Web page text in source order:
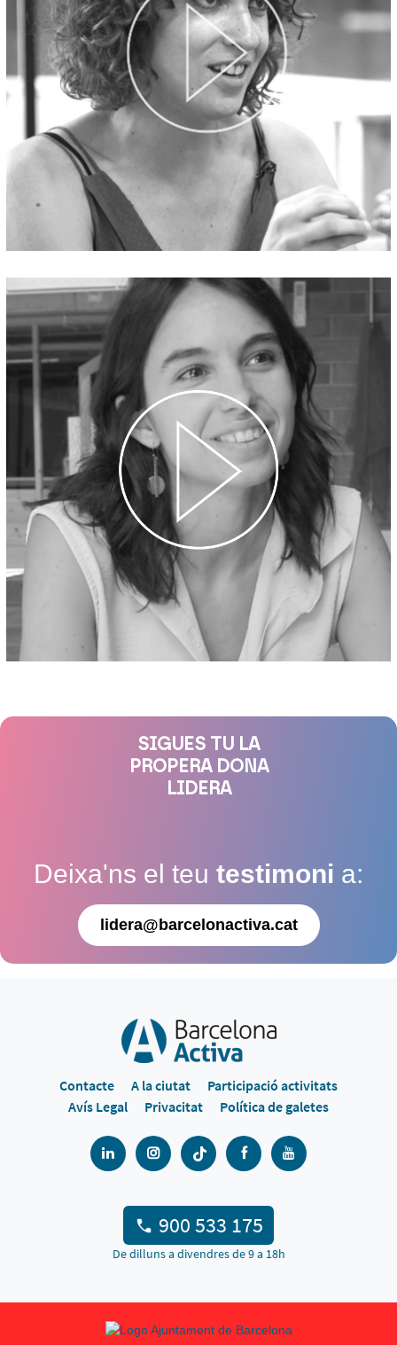
SIGUES TU LA
PROPERA DONA
LIDERA
Deixa'ns el teu testimoni a:
lidera@barcelonactiva.cat
Contacte A la ciutat
Participació activitats
Avís Legal
Privacitat Política de galetes
900 533 175
De dilluns a divendres de 9 a 18h